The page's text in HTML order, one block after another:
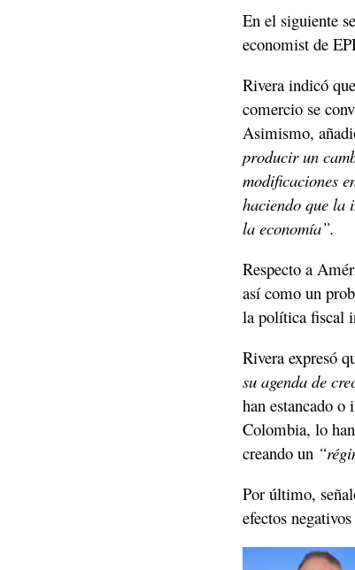
En el siguiente
economist de
Rivera indicó
comercio se
Asimismo,
producir un
modificaciones
haciendo que la
la economía”.
Respecto a
así como un
la política fiscal
Rivera expresó
su agenda de
han estancado
Colombia, lo
creando un
Por último,
efectos